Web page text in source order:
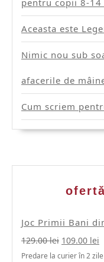
pentru copii 8-14
Aceasta este
Nimic nou sub
afacerile de
Cum scriem
Joc Primii Bani
129.00lei Prețul
inițial
109.00 lei
Predare la curier în 2